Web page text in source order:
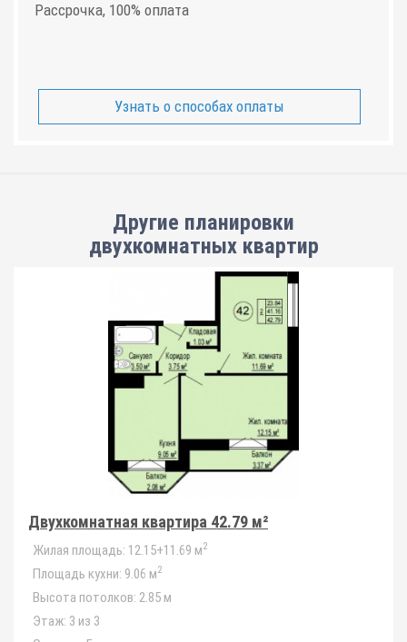
Рассрочка, 100% оплата
Узнать о способах оплаты
Другие планировки
двухкомнатных квартир
Двухкомнатная квартира 42.79 м²
Жилая площадь: 12.15+11.69 м2
Площадь кухни: 9.06 м2
Высота потолков: 2.85 м
Этаж: 3 из 3